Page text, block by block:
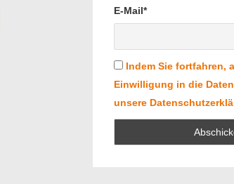
E-Mail*
Indem Sie fortfahren,
Einwilligung in die
unsere